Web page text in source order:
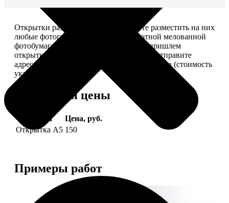
Открытки размером 10*15, вы можете разместить на них
любые фотографии. Печатаем на плотной мелованной
фотобумаге плотностью 300 г/м2. Мы пришлем
открытки вам, вы сами их подпишете и отправите
адресату. Заказать можно 6 открыток и более (стоимость
указана за 6 штук).
Форматы и цены
Услуга
Цена, руб.
Открытка А5 150
Примеры работ